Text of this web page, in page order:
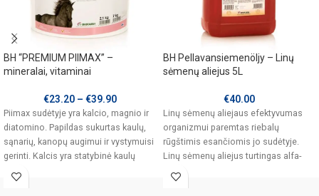
BH “PREMIUM PIIMAX” –
mineralai, vitaminai
€23.20 – €39.90
Piimax sudėtyje yra kalcio, magnio ir
diatomino. Papildas sukurtas kaulų,
sąnarių, kanopų augimui ir vystymuisi
gerinti. Kalcis yra statybinė kaulų
BH Pellavansiemenöljy – Linų
sėmenų aliejus 5L
€40.00
Linų sėmenų aliejaus efektyvumas
organizmui paremtas riebalų
rūgštimis esančiomis jo sudėtyje.
Linų sėmenų aliejus turtingas alfa-
linoleninių rūgščių (omega-3).
Nesočiosios riebalų